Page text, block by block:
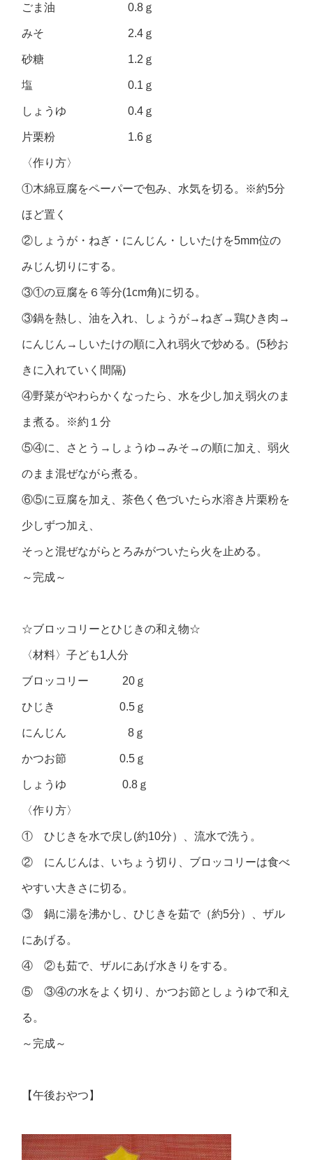
ごま油 0.8ｇ
みそ 2.4ｇ
砂糖 1.2ｇ
塩 0.1ｇ
しょうゆ 0.4ｇ
片栗粉 1.6ｇ
〈作り方〉
①木綿豆腐をペーパーで包み、水気を切る。※約5分
ほど置く
②しょうが・ねぎ・にんじん・しいたけを5mm位の
みじん切りにする。
③①の豆腐を６等分(1cm角)に切る。
③鍋を熱し、油を入れ、しょうが→ねぎ→鶏ひき肉→
にんじん→しいたけの順に入れ弱火で炒める。(5秒お
きに入れていく間隔)
④野菜がやわらかくなったら、水を少し加え弱火のま
ま煮る。※約１分
⑤④に、さとう→しょうゆ→みそ→の順に加え、弱火
のまま混ぜながら煮る。
⑥⑤に豆腐を加え、茶色く色づいたら水溶き片栗粉を
少しずつ加え、
そっと混ぜながらとろみがついたら火を止める。
～完成～
☆ブロッコリーとひじきの和え物☆
〈材料〉子ども1人分
ブロッコリー 20ｇ
ひじき 0.5ｇ
にんじん 8ｇ
かつお節 0.5ｇ
しょうゆ 0.8ｇ
〈作り方〉
① ひじきを水で戻し(約10分）、流水で洗う。
② にんじんは、いちょう切り、ブロッコリーは食べ
やすい大きさに切る。
③ 鍋に湯を沸かし、ひじきを茹で（約5分）、ザル
にあげる。
④ ②も茹で、ザルにあげ水きりをする。
⑤ ③④の水をよく切り、かつお節としょうゆで和え
る。
～完成～
【午後おやつ】